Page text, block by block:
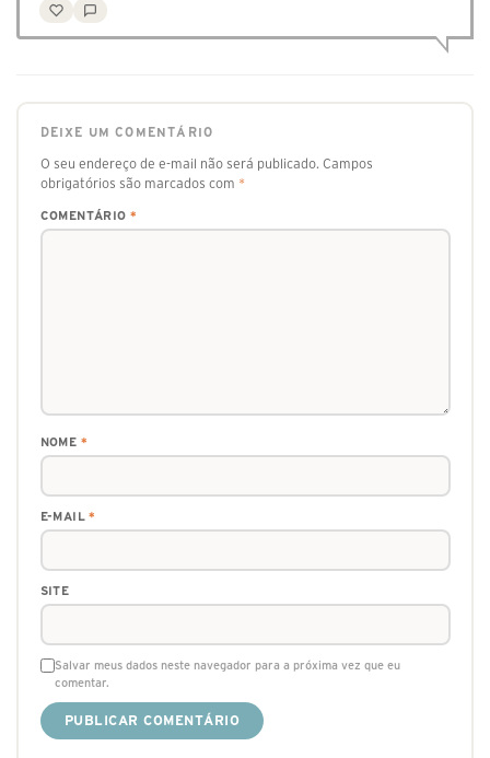
DEIXE UM COMENTÁRIO
O seu endereço de e-mail não será publicado. Campos
obrigatórios são marcados com *
COMENTÁRIO *
NOME *
E-MAIL*
SITE
Salvar meus dados neste navegador para a próxima vez que eu
comentar.